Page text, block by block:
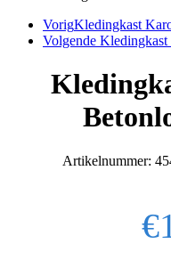
VorigKledingkast
Volgende
Artikelnummer:
€